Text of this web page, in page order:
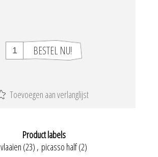
Product labels
vlaaien (23) , picasso half(2)